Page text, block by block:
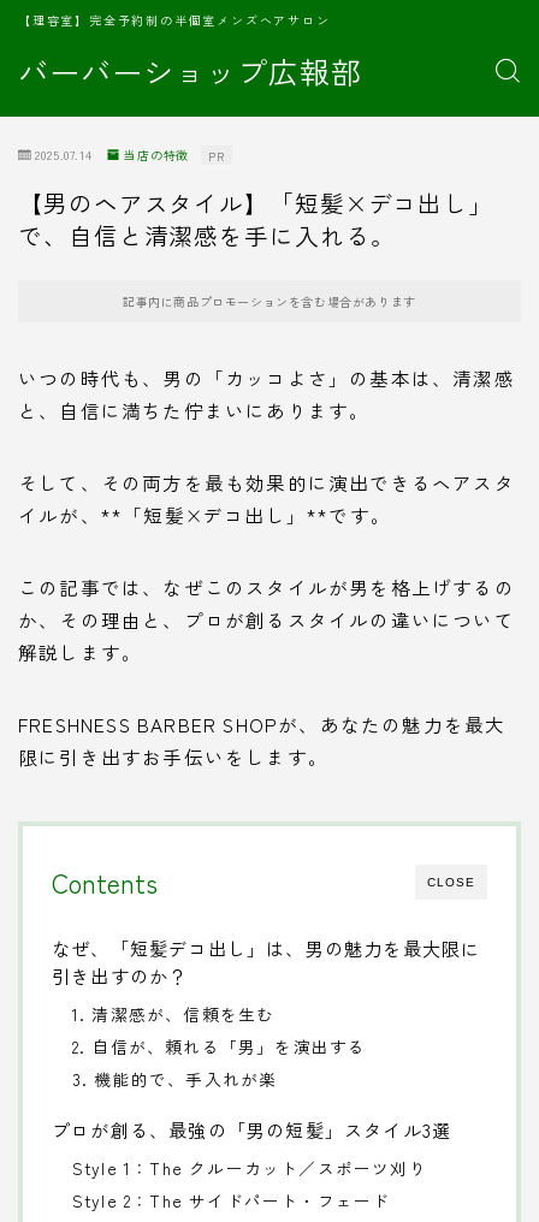
バーバーショップ広報部
【理容室】完全予約制の半個室メンズヘアサロン
2025.07.14 当店の特徴 PR
【男のヘアスタイル】「短髪×デコ出し」
で、自信と清潔感を手に入れる。
記事内に商品プロモーションを含む場合があります
いつの時代も、男の「カッコよさ」の基本は、清潔感
と、自信に満ちた佇まいにあります。
そして、その両方を最も効果的に演出できるヘアスタ
イルが、**「短髪×デコ出し」**です。
この記事では、なぜこのスタイルが男を格上げするの
か、その理由と、プロが創るスタイルの違いについて
解説します。
FRESHNESS BARBER SHOPが、あなたの魅力を最大
限に引き出すお手伝いをします。
CLOSE
Contents
なぜ、「短髪デコ出し」は、男の魅力を最大限に
引き出すのか？
1. 清潔感が、信頼を生む
2. 自信が、頼れる「男」を演出する
3. 機能的で、手入れが楽
プロが創る、最強の「男の短髪」スタイル3選
Style 1：The クルーカット／スポーツ刈り
Style 2：The サイドパート・フェード